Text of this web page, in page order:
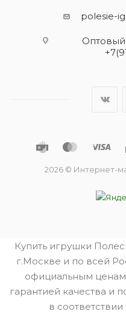
polesie-
Оптовый
2026 © Интернет-
Купить игрушки
г.Москве и по всей
официальным ценам
гарантией качества и
в